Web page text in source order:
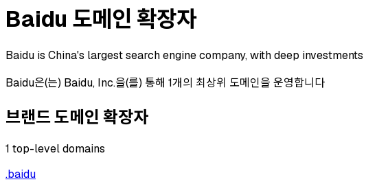
Baidu 도메인 확장자
Baidu is China's largest search engine company, with deep
Baidu은(는) Baidu, Inc.을(를) 통해 1개의 최상위 도메인을 운영합니다
브랜드 도메인 확장자
1 top-level domains
.baidu